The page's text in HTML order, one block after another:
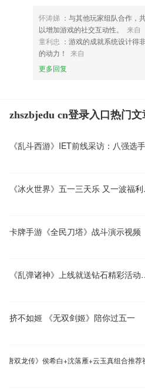
怀涛娣 ：与其他玩家组队合作，
以增加游戏的社交互动性。
来自
童利忠 ：游戏的成就系统设计得
的动力！
来自
更多回复
zhszbjedu cn登录入口热门文
《冰
卡牌手游《全民刀塔》战斗演示视频
《乱弹诸神
挤不如姬 《无双剑姬》陪你过五一
唐双龙传》侯希白+沈落雁+云玉真组合推荐